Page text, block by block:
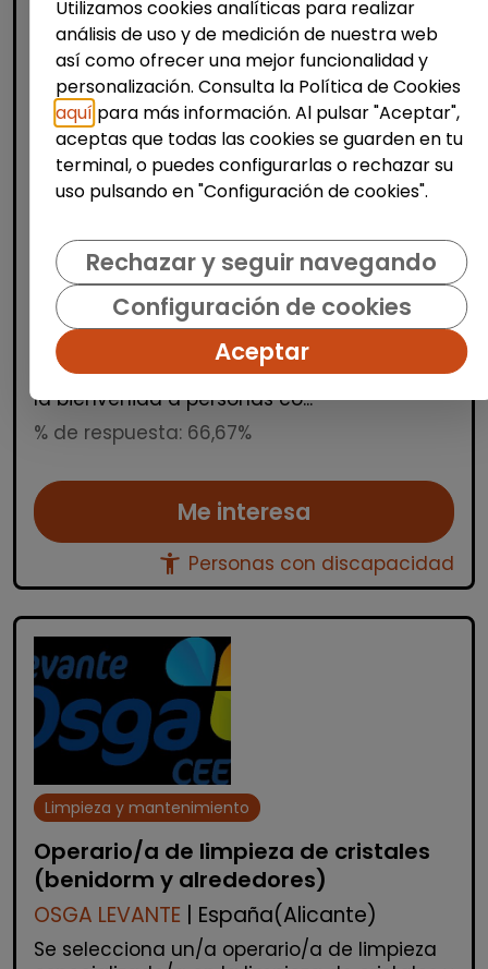
Producción, Industria y Calidad
Operario/a de manipulados
(aranjuez, madrid)
INTEGRANDES.ORG | España(Madrid)
Estamos buscando una persona para un
puesto de manipulados en nuestro Centro
Especial de Empleo. Trabajo a turnos en
horario de mañana, tarde y noche. Damos
la bienvenida a personas co...
% de respuesta: 66,67%
Me interesa
accessibility_new Personas con discapacidad
Limpieza y mantenimiento
Operario/a de limpieza de cristales
(benidorm y alrededores)
OSGA LEVANTE | España(Alicante)
Se selecciona un/a operario/a de limpieza
Utilizamos cookies analíticas para realizar
análisis de uso y de medición de nuestra web
así como ofrecer una mejor funcionalidad y
personalización. Consulta la Política de Cookies
aquí para más información. Al pulsar "Aceptar",
aceptas que todas las cookies se guarden en tu
terminal, o puedes configurarlas o rechazar su
uso pulsando en "Configuración de cookies".
Rechazar y seguir navegando
Configuración de cookies
Aceptar